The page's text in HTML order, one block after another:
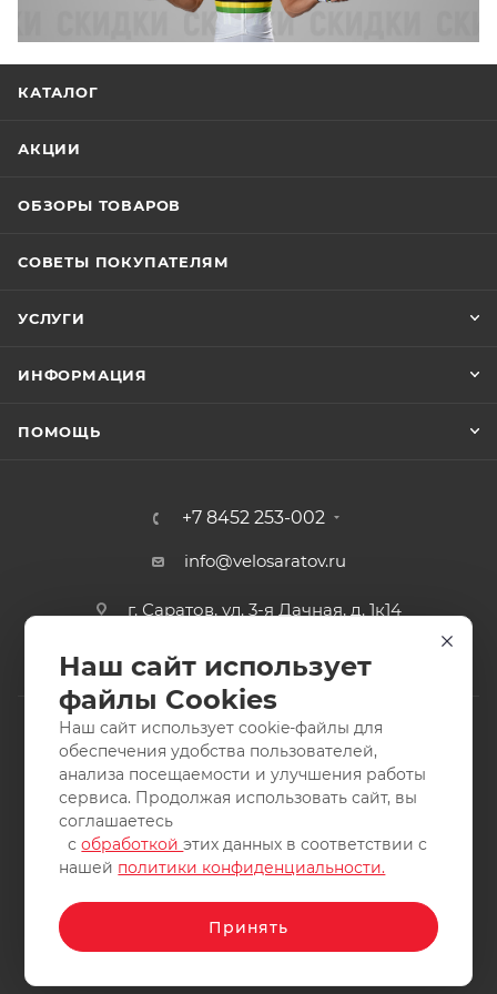
КАТАЛОГ
АКЦИИ
ОБЗОРЫ ТОВАРОВ
СОВЕТЫ ПОКУПАТЕЛЯМ
УСЛУГИ
ИНФОРМАЦИЯ
ПОМОЩЬ
+7 8452 253-002
info@velosaratov.ru
г. Саратов, ул. 3-я Дачная, д. 1к14
2011-2026 © интернет-магазин спортивных товаров
ВелоСаратов. Не является публичной офертой. Все права
защищены. Заимствование материалов и фотографий
запрещено.
Наш сайт использует
файлы Cookies
Наш сайт использует cookie-файлы для
обеспечения удобства пользователей,
анализа посещаемости и улучшения работы
сервиса. Продолжая использовать сайт, вы
соглашаетесь
собработкойэтих данных в соответствии с
нашей политики конфиденциальности.
Принять